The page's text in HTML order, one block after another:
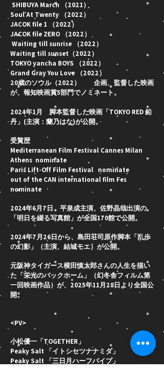
SHIBUYA March （2021）
Soul At Twenty （2022）
JACOK file 1 （2022）
JACOK file ZERO （2022）
Waiting till sunrise （2022）
Waiting till sunset（2022）
TOKYO yancha BOYS （2022）
Grand Gray You Love （2022）
20歳のソウル（2022） 企画、監督した映画
が、報知映画賞5部門でノミネート。
2024年1月 脚本監督した映画「TOKYO RED 鉛
丹」(主演：蘭乃はな)が公開。
受賞歴
Mediterranean Film Festival Cannes Milan
Athens nominate
Paris Lift-Off Film Festival nominate
out of the CAN international film Fes
nominate
2024年6月7日 平泉成主演、佐野晶哉出演の
「明日を綴る写真館」が全国170館で公開。
2024年7月26日から、島田荘司原作脚本「乱歩
の幻影」（主演、結城モエ）が公開。
元阪神タイガース横田慎太郎さんの人生を描い
た「栄光のバックホーム」（幻冬舎フィルム第
一回映画作品）が、2025年11月28日より全国公
開。
<PV>
小松優一「TOGETHER」
Peaky Salt 「イトシセツナナミダ」
Peaky Salt 「三日月ハーフパイプ」